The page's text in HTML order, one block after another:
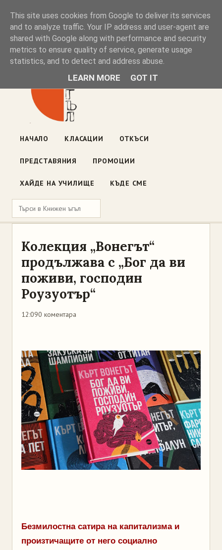
Книжен ъгъл
Блог на книжарницата — класации, откъси, нови книги
ул. „Оборище" 117, София· пон–пет 10:00–19:00 ·
НАЧАЛО КЛАСАЦИИ ОТКЪСИ
ПРЕДСТАВЯНИЯ ПРОМОЦИИ
ХАЙДЕ НА УЧИЛИЩЕ КЪДЕ СМЕ
Колекция „Вонегът“
продължава с „Бог да ви
поживи, господин
Роузуотър“
12:090 коментара
Безмилостна сатира на капитализма и
произтичащите от него социално
This site uses cookies from Google to deliver its services
and to analyze traffic. Your IP address and user-agent are
shared with Google along with performance and security
metrics to ensure quality of service, generate usage
statistics, and to detect and address abuse.
LEARN MORE GOT IT